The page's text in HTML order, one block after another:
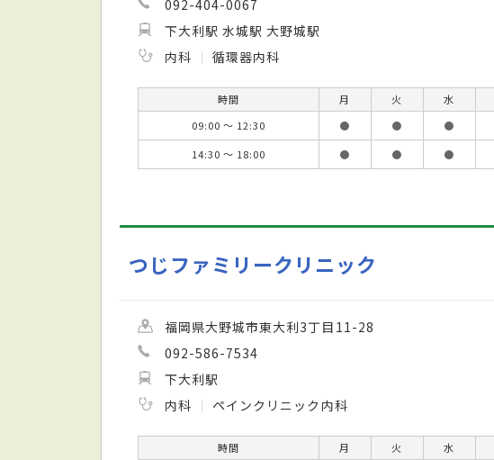
092-404-0067
下大利駅 水城駅 大野城駅
内科
循環器内科
時間 月 火 水
09:00 ～ 12:30
● ● ●
14:30 ～ 18:00
● ● ●
つじファミリークリニック
福岡県大野城市東大利3丁目11-28
092-586-7534
下大利駅
内科
ペインクリニック内科
時間 月 火 水